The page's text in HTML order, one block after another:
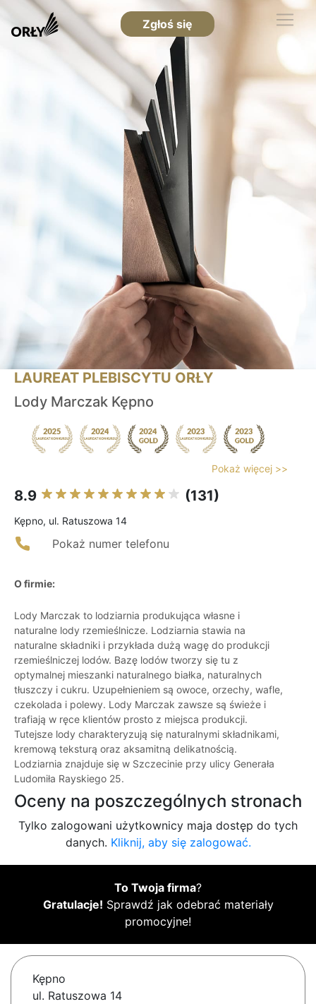
Zgłoś się
LAUREAT PLEBISCYTU ORŁY
Lody Marczak Kępno
Pokaż więcej >>
8.9 (131)
Kępno, ul. Ratuszowa 14
Pokaż numer telefonu
O firmie:
Lody Marczak to lodziarnia produkująca własne i
naturalne lody rzemieślnicze. Lodziarnia stawia na
naturalne składniki i przykłada dużą wagę do produkcji
rzemieślniczej lodów. Bazę lodów tworzy się tu z
optymalnej mieszanki naturalnego białka, naturalnych
tłuszczy i cukru. Uzupełnieniem są owoce, orzechy, wafle,
czekolada i polewy. Lody Marczak zawsze są świeże i
trafiają w ręce klientów prosto z miejsca produkcji.
Tutejsze lody charakteryzują się naturalnymi składnikami,
kremową teksturą oraz aksamitną delikatnością.
Lodziarnia znajduje się w Szczecinie przy ulicy Generała
Ludomiła Rayskiego 25.
Oceny na poszczególnych stronach
Tylko zalogowani użytkownicy maja dostęp do tych
danych. Kliknij, aby się zalogować.
To Twoja firma?
Gratulacje! Sprawdź jak odebrać materiały
promocyjne!
Kępno
ul. Ratuszowa 14